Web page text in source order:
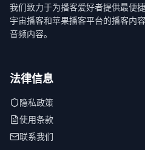
我们致力于为播客爱好者提供最便
宇宙播客和苹果播客平台的播客内
音频内容。
法律信息
隐私政策
使用条款
联系我们